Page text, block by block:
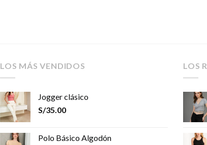
LOS MÁS VENDIDOS
Jogger clásico
S/35.00
Polo Básico Algodón
LOS